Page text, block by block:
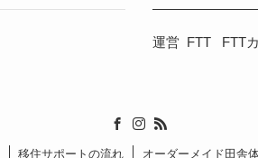
運営 FTT FTT
移住サポートの流れ オーダーメイド田舎